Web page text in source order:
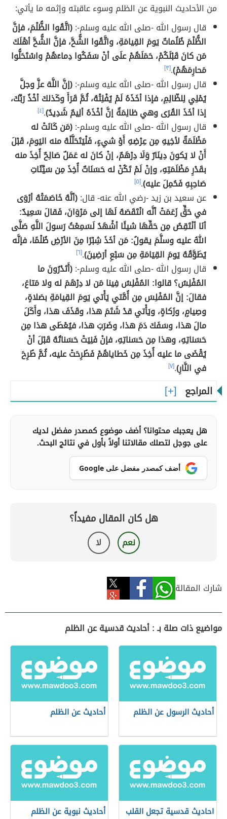
من الأحاديث النبوية عن الظلم وسوء عاقبته وإثمه ما يأتي:
قال رسول الله -صلى الله عليه وسلم-:(اتَّقُوا الظُّلْمَ، فإنَّ
الظُّلْمَ ظُلُماتٌ يَومَ القِيامَةِ، واتَّقُوا الشُّحَّ، فإنَّ الشُّحَّ أهْلَكَ
مَن كانَ قَبْلَكُمْ، حَمَلَهُمْ علَى أنْ سَفَكُوا دِماءَهُمْ واسْتَحَلُّوا
مَحارِمَهُمْ).[٣]
قال رسول الله -صلى الله عليه وسلم-:(إنَّ اللَّهَ عزَّ وجلَّ
يُمْلِي لِلظّالِمِ، فإذا أخَذَهُ لَمْ يُفْلِتْهُ، ثُمَّ قَرَأَ وكَذلكَ أخْذُ رَبِّكَ،
إذا أخَذَ القُرَى وهي ظالِمَةٌ إنَّ أخْذَهُ ألِيمٌ شَدِيدٌ).[٤]
قال رسول الله -صلى الله عليه وسلم-:(مَن كَانَتْ له
مَظْلَمَةٌ لأخِيهِ مِن عِرْضِهِ أَوْ شيءٍ، فَلْيَتَحَلَّلْهُ منه اليَومَ، قَبْلَ
أَنْ لا يَكونَ دِينَارٌ وَلَا دِرْهَمٌ، إنْ كانَ له عَمَلٌ صَالِحٌ أُخِذَ منه
بقَدْرِ مَظْلَمَتِهِ، وإنْ لَمْ تَكُنْ له حَسَنَاتٌ أُخِذَ مِن سَيِّئَاتِ
صَاحِبِهِ فَحُمِلَ عليه).[٥]
عن سعيد بن زيد -رضي الله عنه- قال:(أنَّهُ خَاصَمَتْهُ أرْوَى
في حَقٍّ زَعَمَتْ أنَّه انْتَقَصَهُ لَهَا إلى مَرْوَانَ، فَقالَ سَعِيدٌ:
أنَا أنْتَقِصُ مِن حَقِّهَا شيئًا أشْهَدُ لَسَمِعْتُ رَسولَ اللَّهِ صَلَّى
اللهُ عليه وسلَّمَ يقولُ: مَن أخَذَ شِبْرًا مِنَ الأرْضِ ظُلْمًا، فإنَّه
يُطَوَّقُهُ يَومَ القِيَامَةِ مِن سَبْعِ أرَضِينَ).[٦]
قال رسول الله -صلى الله عليه وسلم-:(أَتَدْرُونَ ما
المُفْلِسُ؟ قالوا: المُفْلِسُ فِينا مَن لا دِرْهَمَ له ولا مَتاعَ،
فقالَ: إنَّ المُفْلِسَ مِن أُمَّتي يَأْتي يَومَ القِيامَةِ بصَلاةٍ،
وصِيامٍ، وزَكاةٍ، ويَأْتي قدْ شَتَمَ هذا، وقَذَفَ هذا، وأَكَلَ
مالَ هذا، وسَفَكَ دَمَ هذا، وضَرَبَ هذا، فيُعْطَى هذا مِن
حَسَناتِهِ، وهذا مِن حَسَناتِهِ، فإنْ فَنِيَتْ حَسَناتُهُ قَبْلَ أنْ
يُقْضَى ما عليه أُخِذَ مِن خَطاياهُمْ فَطُرِحَتْ عليه، ثُمَّ طُرِحَ
في النَّارِ).[٧]
المراجع
هل يعجبك محتوانا؟ أضف موضوع كمصدر مفضل لديك
على جوجل لتصلك مقالاتنا أولاً بأول في نتائج البحث.
أضف كمصدر مفضل على Google
هل كان المقال مفيداً؟
نعم لا
شارك المقالة
مواضيع ذات صلة بـ : أحاديث قدسية عن الظلم
أحاديث الرسول عن الظلم أحاديث عن الظلم
احاديث قدسية تجعل القلب أحاديث نبوية عن الظلم